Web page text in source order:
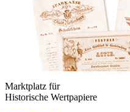
Marktplatz für
Historische Wertpapiere